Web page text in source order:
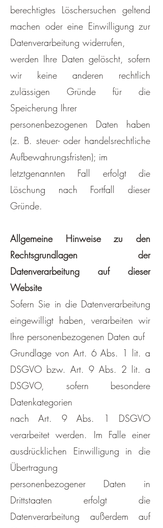
berechtigtes Löschersuchen geltend
machen oder eine Einwilligung zur
Datenverarbeitung widerrufen,
werden Ihre Daten gelöscht, sofern
wir keine anderen rechtlich
zulässigen Gründe für die
Speicherung Ihrer
personenbezogenen Daten haben
(z. B. steuer- oder handelsrechtliche
Aufbewahrungsfristen); im
letztgenannten Fall erfolgt die
Löschung nach Fortfall dieser
Gründe.
Allgemeine Hinweise zu den
Rechtsgrundlagen der
Datenverarbeitung auf dieser
Website
Sofern Sie in die Datenverarbeitung
eingewilligt haben, verarbeiten wir
Ihre personenbezogenen Daten auf
Grundlage von Art. 6 Abs. 1 lit. a
DSGVO bzw. Art. 9 Abs. 2 lit. a
DSGVO, sofern besondere
Datenkategorien
nach Art. 9 Abs. 1 DSGVO
verarbeitet werden. Im Falle einer
ausdrücklichen Einwilligung in die
Übertragung
personenbezogener Daten in
Drittstaaten erfolgt die
Datenverarbeitung außerdem auf